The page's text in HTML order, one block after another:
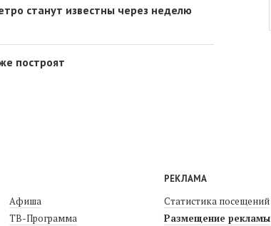
станут известны через неделю
построят
Афиша
ТВ-Программа
РЕКЛАМА
Статистика посещений
Размещение рекламы